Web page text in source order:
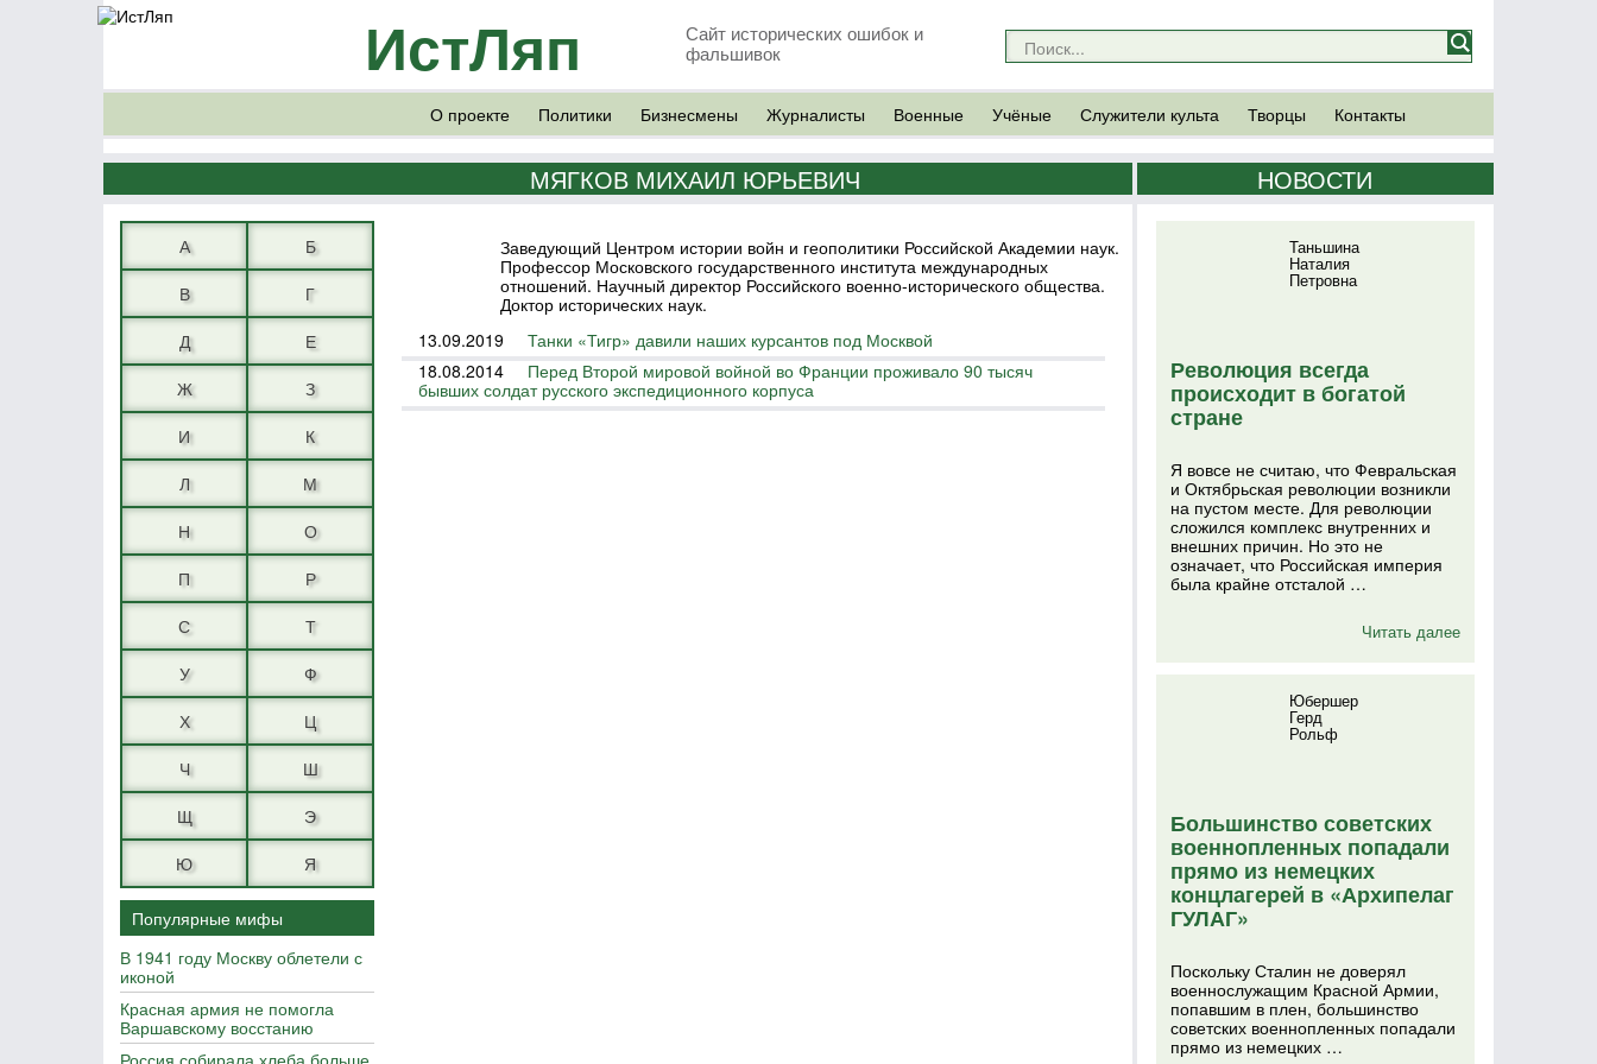
ИстЛяп
Сайт исторических ошибок и
фальшивок
О проекте Политики Бизнесмены Журналисты Военные Учёные Служители культа Творцы Контакты
МЯГКОВ МИХАИЛ ЮРЬЕВИЧ
А
Б
В
Г
Д
Е
Ж
З
И
К
Л
М
Н
О
П
Р
С
Т
У
Ф
Х
Ц
Ч
Ш
Щ
Э
Ю
Я
Популярные мифы
В 1941 году Москву облетели с
иконой
Красная армия не помогла
Варшавскому восстанию
Россия собирала хлеба больше
Заведующий Центром истории войн и геополитики Российской Академии наук.
Профессор Московского государственного института международных
отношений. Научный директор Российского военно-исторического общества.
Доктор исторических наук.
13.09.2019
Танки «Тигр» давили наших курсантов под Москвой
18.08.2014
Перед Второй мировой войной во Франции проживало 90 тысяч
бывших солдат русского экспедиционного корпуса
НОВОСТИ
Таньшина
Наталия
Петровна
Революция всегда
происходит в богатой
стране
Я вовсе не считаю, что Февральская
и Октябрьская революции возникли
на пустом месте. Для революции
сложился комплекс внутренних и
внешних причин. Но это не
означает, что Российская империя
была крайне отсталой …
Читать далее
Юбершер
Герд
Рольф
Большинство советских
военнопленных попадали
прямо из немецких
концлагерей в «Архипелаг
ГУЛАГ»
Поскольку Сталин не доверял
военнослужащим Красной Армии,
попавшим в плен, большинство
советских военнопленных попадали
прямо из немецких …